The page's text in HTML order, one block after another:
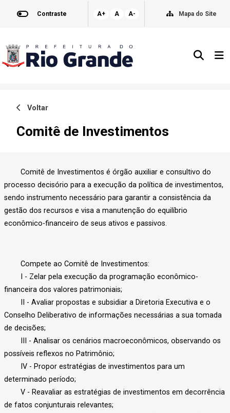
Contraste A+ A A- Mapa do Site
Voltar
Comitê de Investimentos
Comitê de Investimentos é órgão auxiliar e consultivo do
processo decisório para a execução da política de investimentos,
sendo instrumento necessário para garantir a consistência da
gestão dos recursos e visa a manutenção do equilíbrio
econômico-financeiro de seus ativos e passivos.
Compete ao Comitê de Investimentos:
I - Zelar pela execução da programação econômico-
financeira dos valores patrimoniais;
II - Avaliar propostas e subsidiar a Diretoria Executiva e o
Conselho Deliberativo de informações necessárias a sua tomada
de decisões;
III - Analisar os cenários macroeconômicos, observando os
possíveis reflexos no Patrimônio;
IV - Propor estratégias de investimentos para um
determinado período;
V - Reavaliar as estratégias de investimentos em decorrência
de fatos conjunturais relevantes;